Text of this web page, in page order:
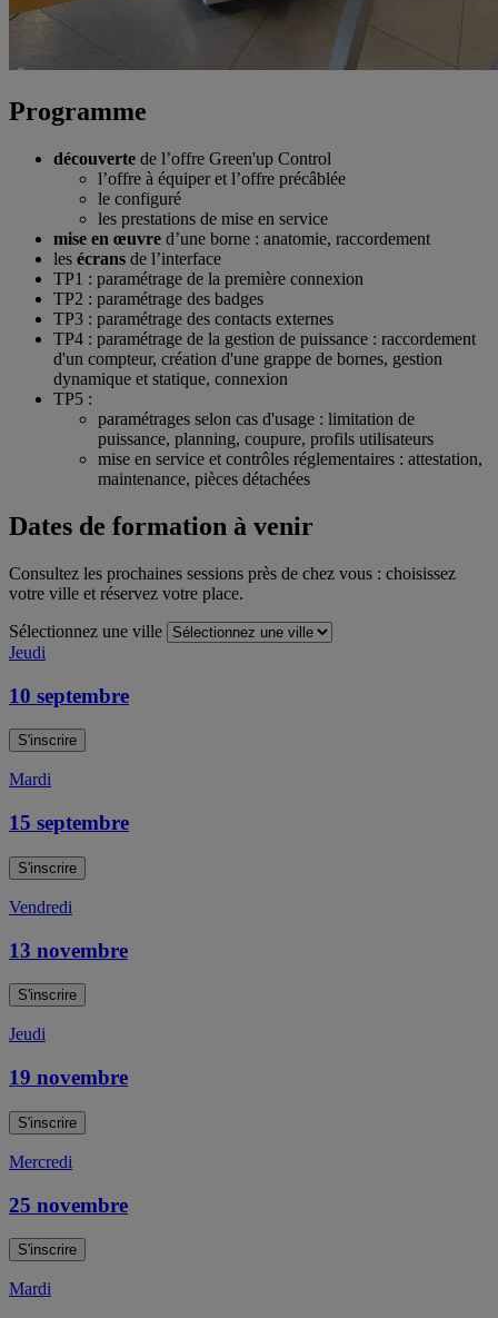
Programme
découverte de l’offre Green'up Control
l’offre à équiper et l’offre précâblée
le configuré
les prestations de mise en service
mise en œuvre d’une borne : anatomie, raccordement
les écrans de l’interface
TP1 : paramétrage de la première connexion
TP2 : paramétrage des badges
TP3 : paramétrage des contacts externes
TP4 : paramétrage de la gestion de puissance : raccordement
d'un compteur, création d'une grappe de bornes, gestion
dynamique et statique, connexion
TP5 :
paramétrages selon cas d'usage : limitation de
puissance, planning, coupure, profils utilisateurs
mise en service et contrôles réglementaires : attestation,
maintenance, pièces détachées
Dates de formation à venir
Consultez les prochaines sessions près de chez vous : choisissez
votre ville et réservez votre place.
Sélectionnez une ville
Jeudi
10 septembre
S'inscrire
Mardi
15 septembre
S'inscrire
Vendredi
13 novembre
S'inscrire
Jeudi
19 novembre
S'inscrire
Mercredi
25 novembre
S'inscrire
Mardi